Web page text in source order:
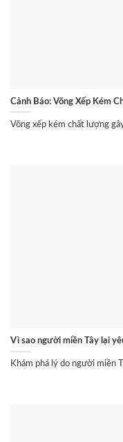
Cảnh Báo: Võng Xếp Kém
Võng xếp kém chất lượng
Vì sao người miền Tây lại
Khám phá lý do người miền